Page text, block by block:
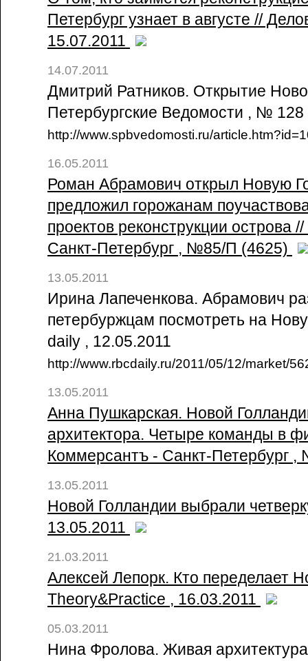
Петербург узнает в августе //
15.07.2011
14.07.2011
Дмитрий Ратников. Открытие
Петербургские Ведомости , № 128
http://www.spbvedomosti.ru/
16.05.2011
Роман Абрамович открыл Новую
предложил горожанам
проектов реконструкции острова
Санкт-Петербург , №85/П (4625)
13.05.2011
Ирина Лапеченкова. Абрамович
петербуржцам посмотреть на
daily , 12.05.2011
http://www.rbcdaily.ru/2011/05/12/market/
13.05.2011
Анна Пушкарская. Новой
архитектора. Четыре команды в
Коммерсантъ - Санкт-Петербург
13.05.2011
Новой Голландии выбрали
13.05.2011
21.03.2011
Алексей Лепорк. Кто переделает
Theory&Practice , 16.03.2011
05.03.2011
Нина Фролова. Живая